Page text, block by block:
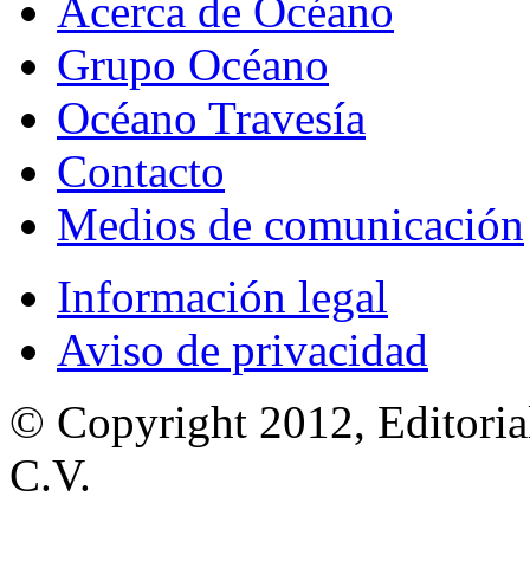
Acerca de Océano
Grupo Océano
Océano Travesía
Contacto
Medios de comunicación
Información legal
Aviso de privacidad
© Copyright 2012,
C.V.